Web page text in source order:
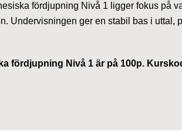
fördjupning Nivå 1 ligger fokus på
Undervisningen ger en stabil bas i uttal,
fördjupning Nivå 1 är på 100p.